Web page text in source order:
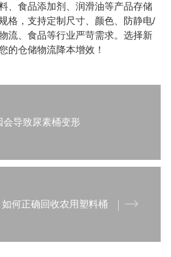
、食品添加剂、润滑油等产品存储
格，支持定制尺寸、颜色、防静电/
流、食品等行业严苛需求。选择新
的仓储物流降本增效！
会导致尿素桶变形
如何正确回收农用塑料桶